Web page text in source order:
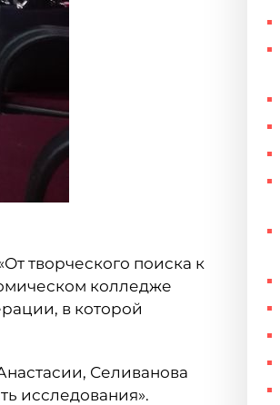
творческого поиска к
колледже
в которой
Селиванова
исследования».